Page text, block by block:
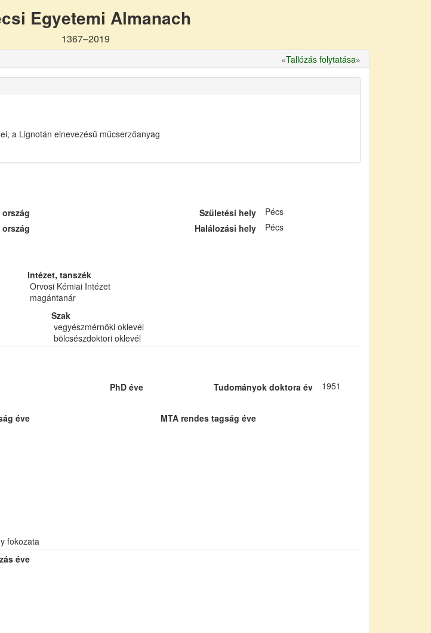
Egyetemi Almanach
1367–2019
«Tallózás folytatása»
a Lignotán elnevezésű műcserzőanyag
Születési hely
Pécs
ország Halálozási hely
Pécs
Intézet, tanszék
Orvosi Kémiai Intézet
magántanár
Szak
vegyészmérnöki oklevél
bölcsészdoktori oklevél
PhD éve Tudományok doktora év
1951
éve
MTA rendes tagság éve
fokozata
éve